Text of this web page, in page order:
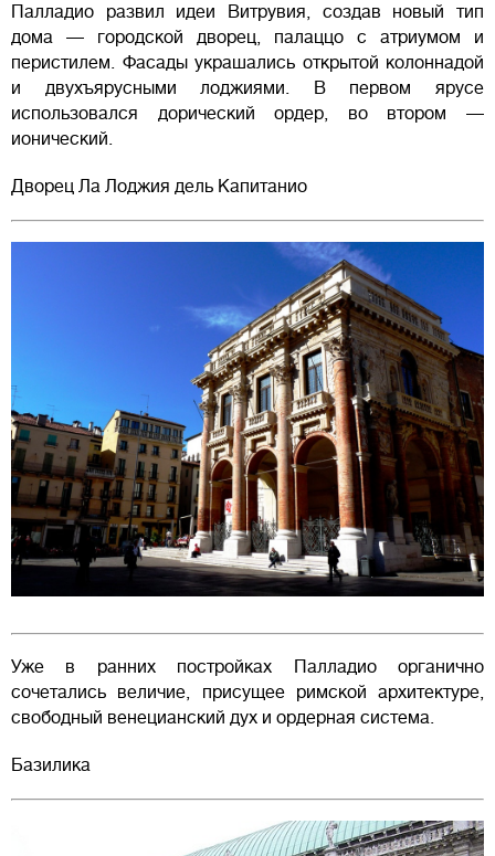
Палладио развил идеи Витрувия, создав новый тип
дома — городской дворец, палаццо с атриумом и
перистилем. Фасады украшались открытой колоннадой
и двухъярусными лоджиями. В первом ярусе
использовался дорический ордер, во втором —
ионический.
Дворец Ла Лоджия дель Капитанио
Уже в ранних постройках Палладио органично
сочетались величие, присущее римской архитектуре,
свободный венецианский дух и ордерная система.
Базилика